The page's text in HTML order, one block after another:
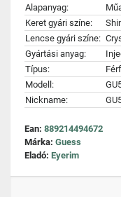
Alapanyag:
Keret gyári színe:
Lencse gyári színe:
Gyártási anyag:
Típus:
Modell:
Nickname:
Ean: 889214494672
Márka: Guess
Eladó: Eyerim